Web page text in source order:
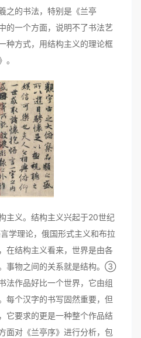
之的书法，特别是《兰亭
的一个方面，说明不了书法艺
种方式，用结构主义的理论框
。
义。结构主义兴起于20世纪
学理论，俄国形式主义和布拉
在结构主义看来，世界是由各
事物之间的关系就是结构。③
法作品好比一个世界，它由组
每个汉字的书写固然重要，但
它要求的更是一种整个作品结
面对《兰亭序》进行分析，包